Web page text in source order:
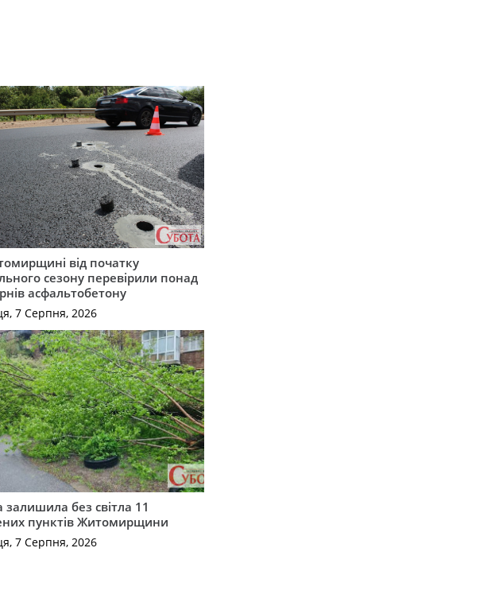
від початку
сезону перевірили понад
асфальтобетону
7 Серпня, 2026
залишила без світла 11
пунктів Житомирщини
7 Серпня, 2026